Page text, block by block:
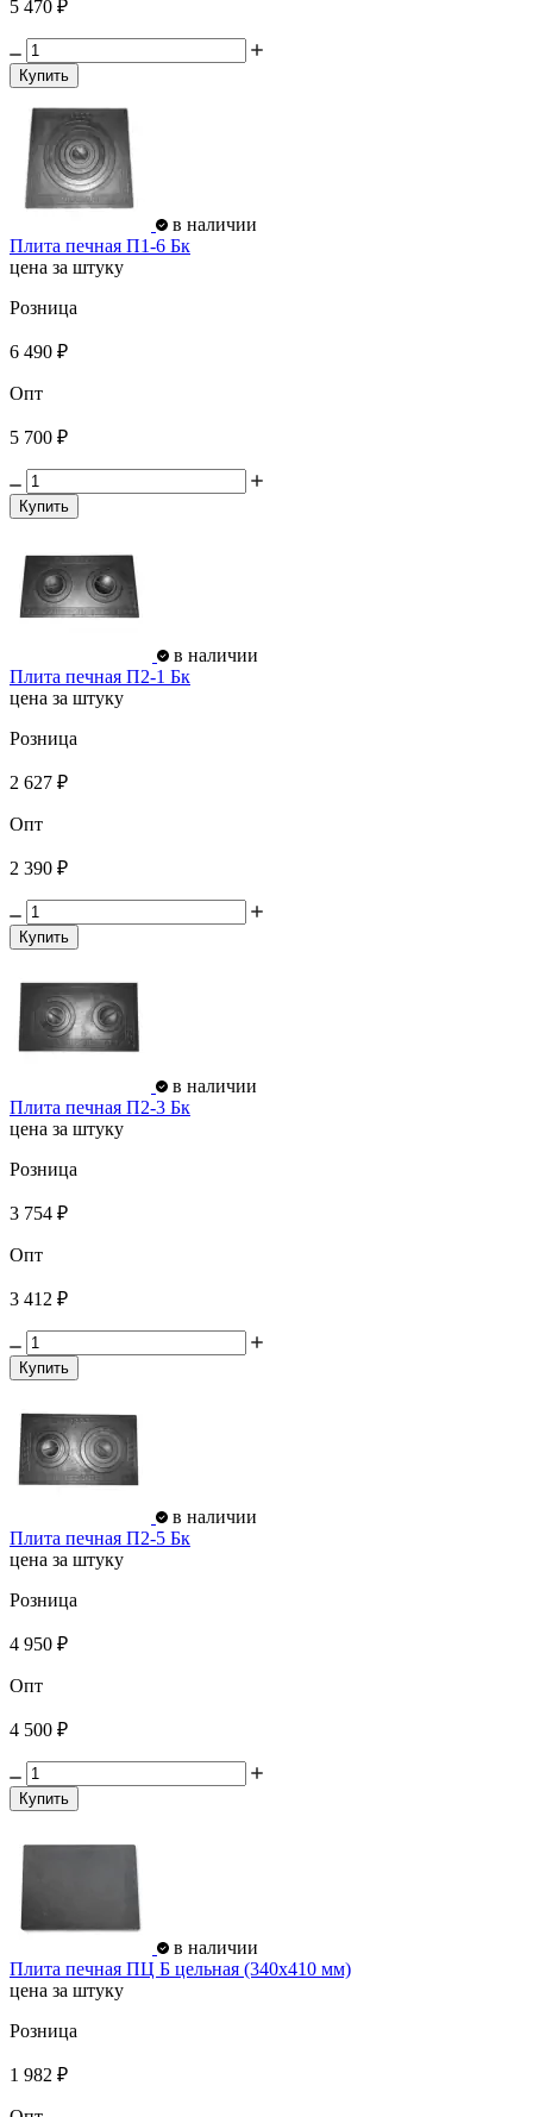
5 470 ₽
Купить
в наличии
Плита печная П1-6 Бк
цена за штуку
Розница
6 490 ₽
Опт
5 700 ₽
Купить
в наличии
Плита печная П2-1 Бк
цена за штуку
Розница
2 627 ₽
Опт
2 390 ₽
Купить
в наличии
Плита печная П2-3 Бк
цена за штуку
Розница
3 754 ₽
Опт
3 412 ₽
Купить
в наличии
Плита печная П2-5 Бк
цена за штуку
Розница
4 950 ₽
Опт
4 500 ₽
Купить
в наличии
Плита печная ПЦ Б цельная (340х410 мм)
цена за штуку
Розница
1 982 ₽